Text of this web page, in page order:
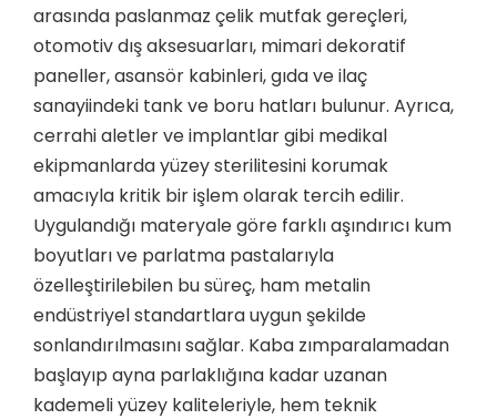
arasında paslanmaz çelik mutfak gereçleri,
otomotiv dış aksesuarları, mimari dekoratif
paneller, asansör kabinleri, gıda ve ilaç
sanayiindeki tank ve boru hatları bulunur. Ayrıca,
cerrahi aletler ve implantlar gibi medikal
ekipmanlarda yüzey sterilitesini korumak
amacıyla kritik bir işlem olarak tercih edilir.
Uygulandığı materyale göre farklı aşındırıcı kum
boyutları ve parlatma pastalarıyla
özelleştirilebilen bu süreç, ham metalin
endüstriyel standartlara uygun şekilde
sonlandırılmasını sağlar. Kaba zımparalamadan
başlayıp ayna parlaklığına kadar uzanan
kademeli yüzey kaliteleriyle, hem teknik